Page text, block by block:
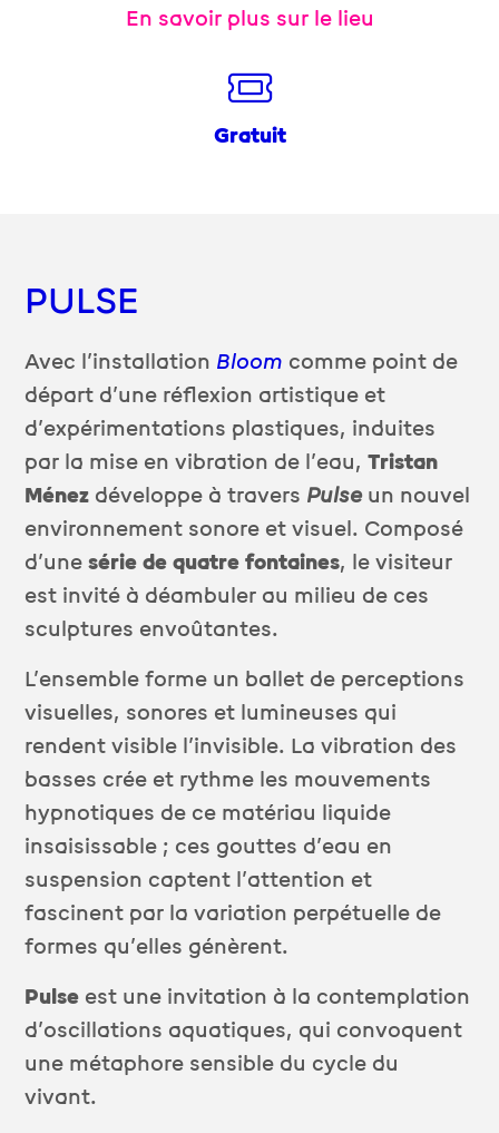
En savoir plus sur le lieu
Gratuit
PULSE
Avec l’installation Bloom comme point de
départ d’une réflexion artistique et
d’expérimentations plastiques, induites
par la mise en vibration de l’eau,Tristan
Ménez développe à travers Pulseun nouvel
environnement sonore et visuel. Composé
d’unesérie de quatre fontaines, le visiteur
est invité à déambuler au milieu de ces
sculptures envoûtantes.
L’ensemble forme un ballet de perceptions
visuelles, sonores et lumineuses qui
rendent visible l’invisible. La vibration des
basses crée et rythme les mouvements
hypnotiques de ce matériau liquide
insaisissable ; ces gouttes d’eau en
suspension captent l’attention et
fascinent par la variation perpétuelle de
formes qu’elles génèrent.
Pulse est une invitation à la contemplation
d’oscillations aquatiques, qui convoquent
une métaphore sensible du cycle du
vivant.